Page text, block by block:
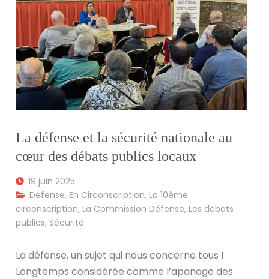
La défense et la sécurité nationale au
cœur des débats publics locaux
19 juin 2025
Defense,En Circonscription,La 10ème
circonscription,La Commission Défense,Les débats
publics, Sécurité
La défense, un sujet qui nous concerne tous !
Longtemps considérée comme l’apanage des